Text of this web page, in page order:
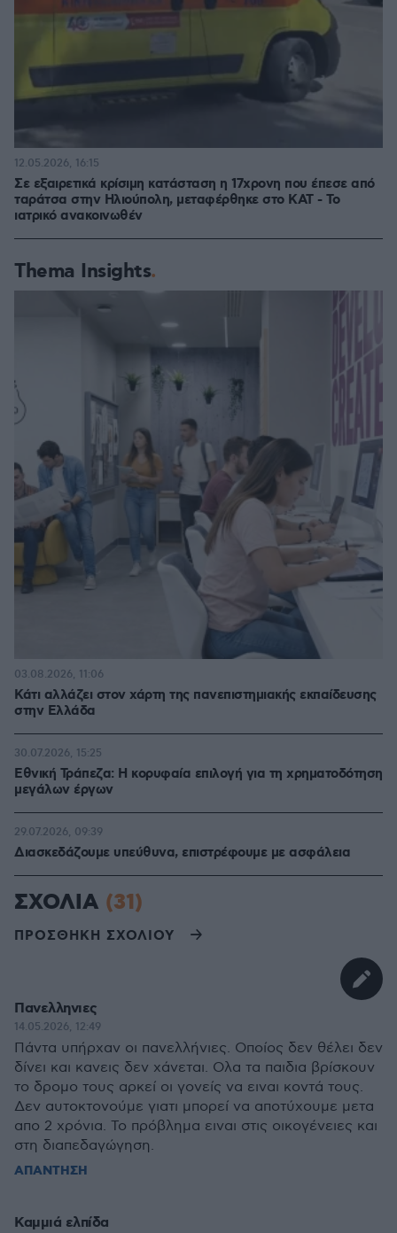
Σε εξαιρετικά κρίσιμη κατάσταση η 17χρονη που έπεσε από
ταράτσα στην Ηλιούπολη, μεταφέρθηκε στο ΚΑΤ - Το
ιατρικό ανακοινωθέν
12.05.2026, 16:15
Thema Insights
Κάτι αλλάζει στον χάρτη της πανεπιστημιακής εκπαίδευσης
στην Ελλάδα
03.08.2026, 11:06
Εθνική Τράπεζα: Η κορυφαία επιλογή για τη χρηματοδότηση
μεγάλων έργων
30.07.2026, 15:25
Διασκεδάζουμε υπεύθυνα, επιστρέφουμε με ασφάλεια
29.07.2026, 09:39
ΣΧΟΛΙΑ (31)
ΠΡΟΣΘΗΚΗ ΣΧΟΛΙΟΥ
Πανελληνιες
14.05.2026, 12:49
Πάντα υπήρχαν οι πανελλήνιες. Οποίος δεν θέλει δεν
δίνει και κανεις δεν χάνεται. Ολα τα παιδια βρίσκουν
το δρομο τους αρκεί οι γονείς να ειναι κοντά τους.
Δεν αυτοκτονούμε γιατι μπορεί να αποτύχουμε μετα
απο 2 χρόνια. Το πρόβλημα ειναι στις οικογένειες και
στη διαπεδαγώγηση.
ΑΠΑΝΤΗΣΗ
Καμμιά ελπίδα